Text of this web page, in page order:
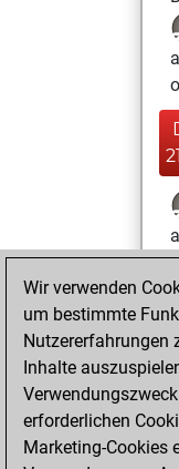
Wir verwenden
um bestimmte
Nutzererfahrungen
Inhalte
erforderlichen
Marketing-Cookies